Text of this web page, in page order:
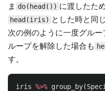
ま do(head()) に渡したた
head(iris) とした時と同
次の例のように一度グルー
ループを解除した場合も
す。
iris %>% group_by(